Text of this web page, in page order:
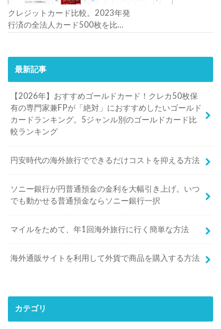
クレジットカード比較。2023年発
行済の全法人カード500枚を比
最新記事
【2026年】おすすめゴールドカード！クレカ50枚保
有の専門家兼FPが「絶対」におすすめしたいゴールド
カードランキング。5ジャンル別のゴールドカード比
較ランキング
円安時代の海外旅行でできるだけコストを抑える方法
ソニー銀行が円普通預金の金利を大幅引き上げ。いつ
でも動かせる普通預金ならソニー銀行一択
マイルをためて、年1回海外旅行に行く簡単な方法
海外通販サイトを利用して外貨で商品を購入する方法
カテゴリ